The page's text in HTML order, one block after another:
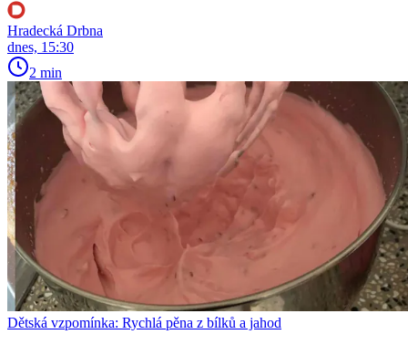
Hradecká Drbna
dnes, 15:30
2 min
Dětská vzpomínka: Rychlá pěna z bílků a jahod